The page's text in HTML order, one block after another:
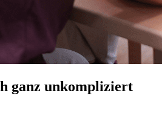
ganz unkompliziert